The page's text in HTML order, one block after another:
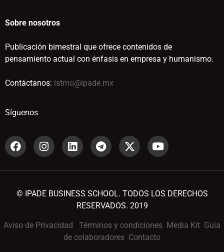
Sobre nosotros
Publicación bimestral que ofrece contenidos de
pensamiento actual con énfasis en empresa y humanismo.
Contáctanos: istmo@ipade.mx
Síguenos
© IPADE BUSINESS SCHOOL. TODOS LOS DERECHOS
RESERVADOS. 2019
Aviso de Privacidad Términos y condiciones Media Kit Guía
de colaboradores Contacto